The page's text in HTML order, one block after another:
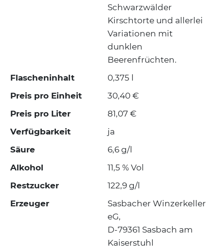
Schwarzwälder
Kirschtorte und allerlei
Variationen mit
dunklen
Beerenfrüchten.
Flascheninhalt
0,375 l
Preis pro Einheit
30,40 €
Preis pro Liter
81,07 €
Verfügbarkeit
ja
Säure
6,6 g/l
Alkohol
11,5 % Vol
Restzucker
122,9 g/l
Erzeuger
Sasbacher Winzerkeller
eG,
D-79361 Sasbach am
Kaiserstuhl